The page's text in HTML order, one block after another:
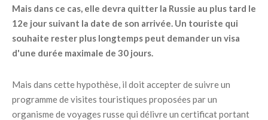
Mais dans ce cas, elle devra quitter la Russie au plus tard le
12e jour suivant la date de son arrivée. Un touriste qui
souhaite rester plus longtemps peut demander un visa
d'une durée maximale de 30 jours.
Mais dans cette hypothèse, il doit accepter de suivre un
programme de visites touristiques proposées par un
organisme de voyages russe qui délivre un certificat portant